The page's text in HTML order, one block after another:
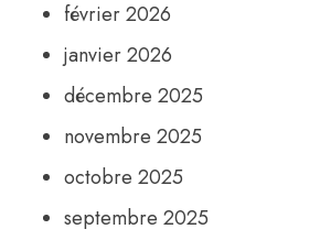
février 2026
janvier 2026
décembre 2025
novembre 2025
octobre 2025
septembre 2025